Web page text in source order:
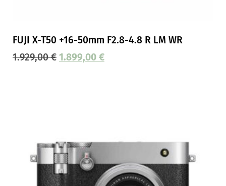
FUJI X-T50 +16-50mm F2.8-4.8 R LM WR
1.929,00€ 1.899,00 €